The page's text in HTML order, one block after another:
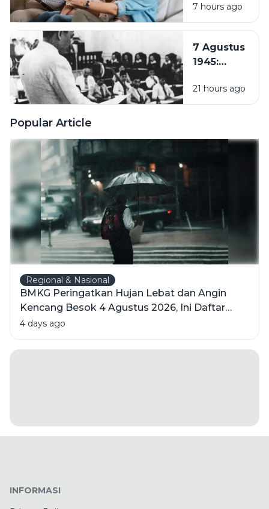
Tengah
Hustle
Pentingnya
Quality
Bersama
7 hours ago
7 Agustus
1945:
PPKI, Langkah
Penting
21 hours ago
Popular Article
Regional & Nasional
BMKG Peringatkan Hujan Lebat dan Angin
Kencang Besok 4 Agustus 2026, Ini Daftar
Wilayahnya
4 days ago
INFORMASI